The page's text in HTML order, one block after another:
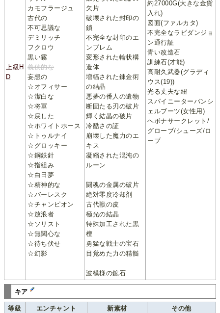
上級H
D
カモフラージュ
古代の
不可思議な
デミリッチ
フクロウ
黒い霧
義侠的な
妄想の
☆オフィサー
☆潔白な
☆将軍
☆戻した
☆ホワイトホース
☆トゥルナイ
☆グロッキー
☆鋼鉄針
☆指組み
☆白日夢
☆精神的な
☆バーレスク
☆チャンピオン
☆放浪者
☆ソリスト
☆無関心な
☆待ち伏せ
☆幻影
欠片
破壊された封印の
鎖
不完全な封印のエ
ンブレム
変形された輪状構
造体
増幅された錬金術
の結晶
悪夢の番人の遺物
断固たる刃の破片
輝く結晶の破片
冷酷さの証
崩壊した魔力のエ
キス
凝縮された混沌の
ルーン
闘魂の金属の破片
絶対零度冷却剤
古代獣の皮
極光の結晶
特殊加工された黒
檀
勇猛な戦士の宝石
目覚めた力の精髄
波模様の鉱石
約27000G(大きな金貨
入れ)
図面(ファルカタ)
不完全なラビダンジョ
ン通行証
青い改造石
訓練石(才能)
高耐久武器(グラディ
ウス(19))
光る丈夫な紐
スパイニーターバンシ
ェルブーツ(女性用)
ヘボナサークレット/
グローブ/シューズ/ロ
ーブ
キア
等級 エンチャント 新素材 その他